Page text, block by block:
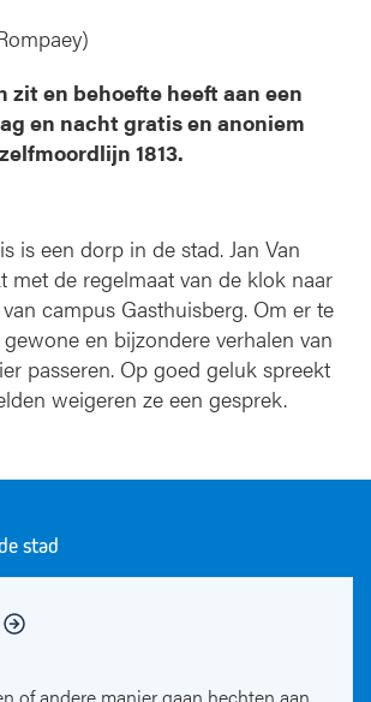
zit en behoefte heeft aan een
en nacht gratis en anoniem
1813.
is een dorp in de stad. Jan Van
met de regelmaat van de klok naar
campus Gasthuisberg. Om er te
en bijzondere verhalen van
passeren. Op goed geluk spreekt
weigeren ze een gesprek.
stad
of andere manier gaan hechten aan